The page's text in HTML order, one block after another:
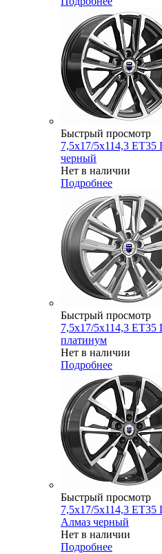
Быстрый просмотр
7,5x17/5x114,3
черный
Нет в наличии
Подробнее
Быстрый просмотр
7,5x17/5x114,3
платинум
Нет в наличии
Подробнее
Быстрый просмотр
7,5x17/5x114,3
Алмаз черный
Нет в наличии
Подробнее